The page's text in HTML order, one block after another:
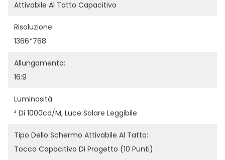
Attivabile Al Tatto Capacitivo
Risoluzione:
1366*768
Allungamento:
16:9
Luminosità:
² Di 1000cd/m, Luce Solare Leggibile
Tipo Dello Schermo Attivabile Al Tatto:
Tocco Capacitivo Di Progetto (10 Punti)